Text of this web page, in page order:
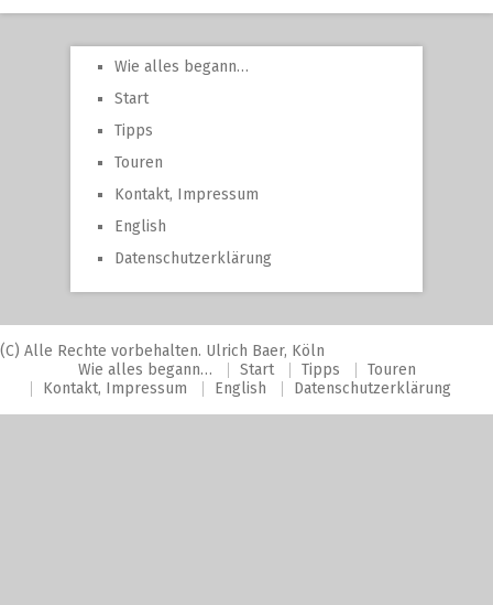
Wie alles begann…
Start
Tipps
Touren
Kontakt, Impressum
English
Datenschutzerklärung
(C) Alle Rechte vorbehalten. Ulrich Baer, Köln
Wie alles begann…
Start Tipps
Touren
Kontakt, Impressum
English Datenschutzerklärung